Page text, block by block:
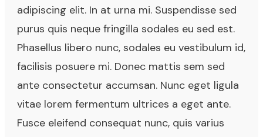
adipiscing elit. In at urna mi. Suspendisse sed
purus quis neque fringilla sodales eu sed est.
Phasellus libero nunc, sodales eu vestibulum id,
facilisis posuere mi. Donec mattis sem sed
ante consectetur accumsan. Nunc eget ligula
vitae lorem fermentum ultrices a eget ante.
Fusce eleifend consequat nunc, quis varius